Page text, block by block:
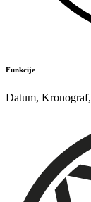
Funkcije
Datum, Kronograf,